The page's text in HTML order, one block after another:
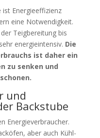
Energieeffizienz
eine Notwendigkeit.
Teigbereitung bis
energieintensiv. Die
ist daher ein
zu senken und
und
Backstube
Energieverbraucher.
aber auch Kühl-